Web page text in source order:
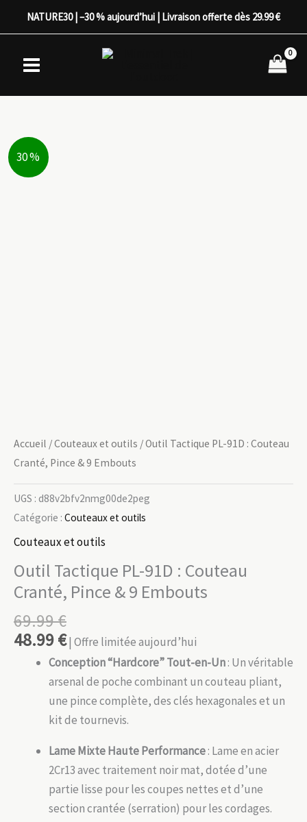
NATURE30 | –30 % aujourd’hui | Livraison offerte dès 29.99 €
30 %
Accueil /Couteaux et outils / Outil Tactique PL-91D : Couteau
Cranté, Pince & 9 Embouts
UGS : d88v2bfv2nmg00de2peg
Catégorie : Couteaux et outils
Couteaux et outils
Outil Tactique PL-91D : Couteau
Cranté, Pince & 9 Embouts
69.99€
48.99€| Offre limitée aujourd’hui
Conception “Hardcore” Tout-en-Un: Un véritable
arsenal de poche combinant un couteau pliant,
une pince complète, des clés hexagonales et un
kit de tournevis.
Lame Mixte Haute Performance: Lame en acier
2Cr13 avec traitement noir mat, dotée d’une
partie lisse pour les coupes nettes et d’une
section crantée (serration) pour les cordages.